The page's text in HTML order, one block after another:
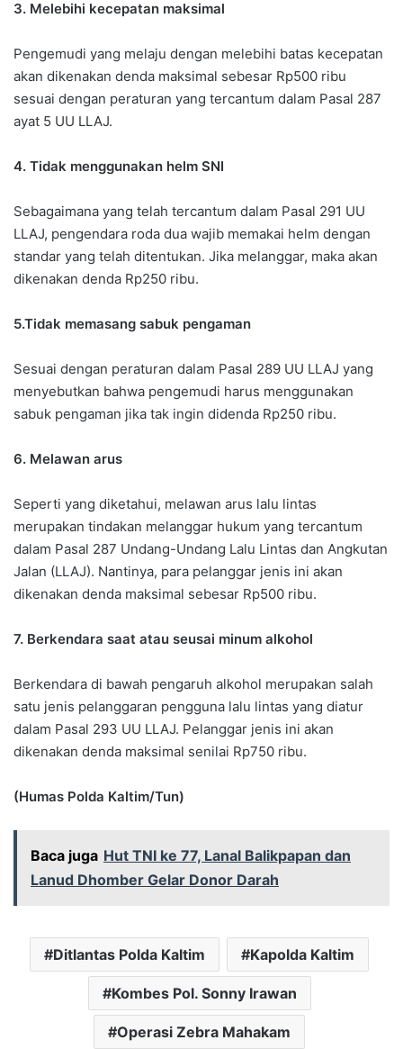
3. Melebihi kecepatan maksimal
Pengemudi yang melaju dengan melebihi batas kecepatan
akan dikenakan denda maksimal sebesar Rp500 ribu
sesuai dengan peraturan yang tercantum dalam Pasal 287
ayat 5 UU LLAJ.
4. Tidak menggunakan helm SNI
Sebagaimana yang telah tercantum dalam Pasal 291 UU
LLAJ, pengendara roda dua wajib memakai helm dengan
standar yang telah ditentukan. Jika melanggar, maka akan
dikenakan denda Rp250 ribu.
5.Tidak memasang sabuk pengaman
Sesuai dengan peraturan dalam Pasal 289 UU LLAJ yang
menyebutkan bahwa pengemudi harus menggunakan
sabuk pengaman jika tak ingin didenda Rp250 ribu.
6. Melawan arus
Seperti yang diketahui, melawan arus lalu lintas
merupakan tindakan melanggar hukum yang tercantum
dalam Pasal 287 Undang-Undang Lalu Lintas dan Angkutan
Jalan (LLAJ). Nantinya, para pelanggar jenis ini akan
dikenakan denda maksimal sebesar Rp500 ribu.
7. Berkendara saat atau seusai minum alkohol
Berkendara di bawah pengaruh alkohol merupakan salah
satu jenis pelanggaran pengguna lalu lintas yang diatur
dalam Pasal 293 UU LLAJ. Pelanggar jenis ini akan
dikenakan denda maksimal senilai Rp750 ribu.
(Humas Polda Kaltim/Tun)
Baca juga Hut TNI ke 77, Lanal Balikpapan dan
Lanud Dhomber Gelar Donor Darah
Ditlantas Polda Kaltim Kapolda Kaltim
Kombes Pol. Sonny Irawan
Operasi Zebra Mahakam